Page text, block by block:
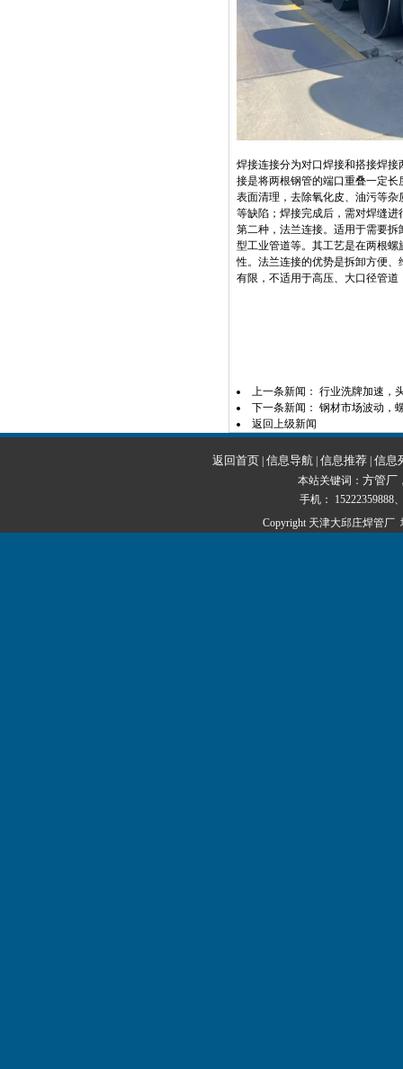
焊接连接分为对口焊接和搭接焊
接是将两根钢管的端口重叠一定
表面清理，去除氧化皮、油污等
等缺陷；焊接完成后，需对焊缝
第二种，法兰连接。适用于需要
型工业管道等。其工艺是在两根
性。法兰连接的优势是拆卸方便
有限，不适用于高压、大口径管
上一条新闻： 行业洗牌加速，
下一条新闻： 钢材市场波动，
返回上级新闻
返回首页 信息导航 信息推荐 信息
本站关键词： 方管厂
手机： 15222359888
Copyright 天津大邱庄焊管